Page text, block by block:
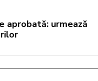
aprobată: urmează